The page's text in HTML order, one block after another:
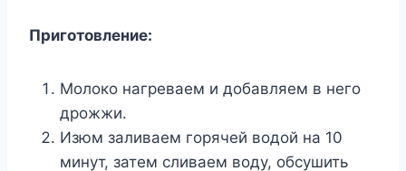
Приготовление:
Молоко нагреваем и добавляем в него
дрожжи.
Изюм заливаем горячей водой на 10
минут, затем сливаем воду, обсушить